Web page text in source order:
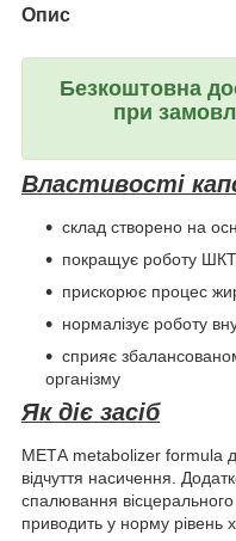
Опис
Безкоштовна
при
Властивості
склад створено на
покращує роботу
прискорює процес
нормалізує роботу
сприяє
організму
Як діє засіб
МЕТА metabolizer formula
відчуття насичення.
спалювання
приводить у норму рівень